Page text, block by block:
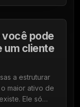
JULHO DE 2026
você pode
um cliente
a estruturar
maior ativo de
Ele só